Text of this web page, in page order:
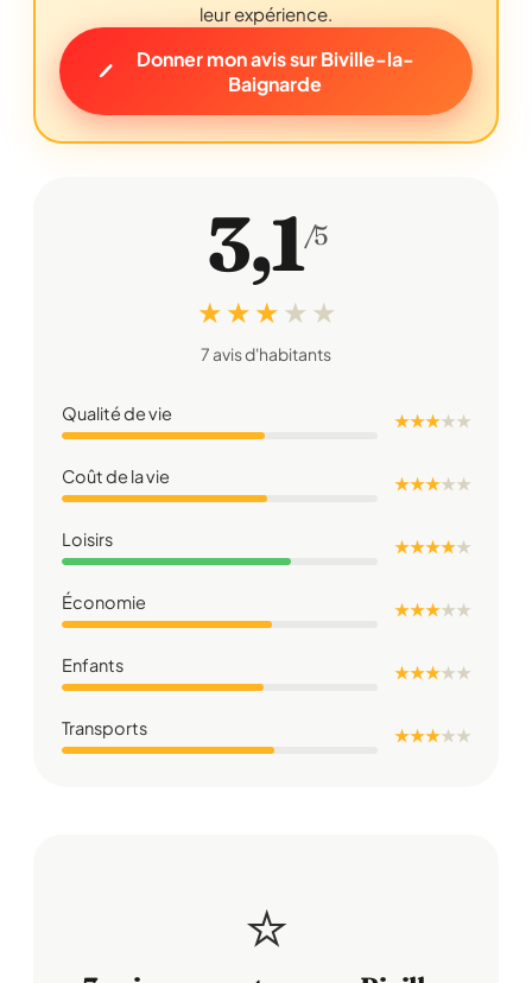
leur expérience.
Donner mon avis sur Biville-la-
Baignarde
3,1/5
★ ★ ★ ★ ★
7 avis d'habitants
Qualité de vie ★ ★ ★★★
Coût de la vie ★ ★ ★★★
Loisirs ★ ★ ★ ★★
Économie ★ ★ ★★★
Enfants ★ ★ ★★★
Transports ★ ★ ★★★
⭐